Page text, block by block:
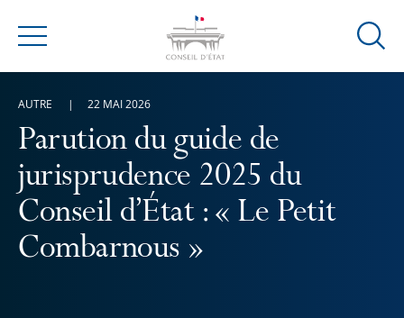
Menu
Ouvrir
Parution du guide de
jurisprudence 2025 du
Conseil d’État : « Le Petit
Combarnous »
AUTRE 22 MAI 2026